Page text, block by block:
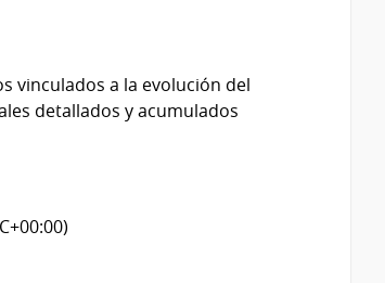
vinculados a la evolución del
detallados y acumulados